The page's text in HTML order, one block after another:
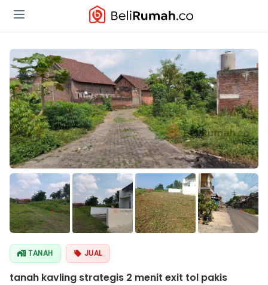
TANAH JUAL
tanah kavling strategis 2 menit exit tol pakis